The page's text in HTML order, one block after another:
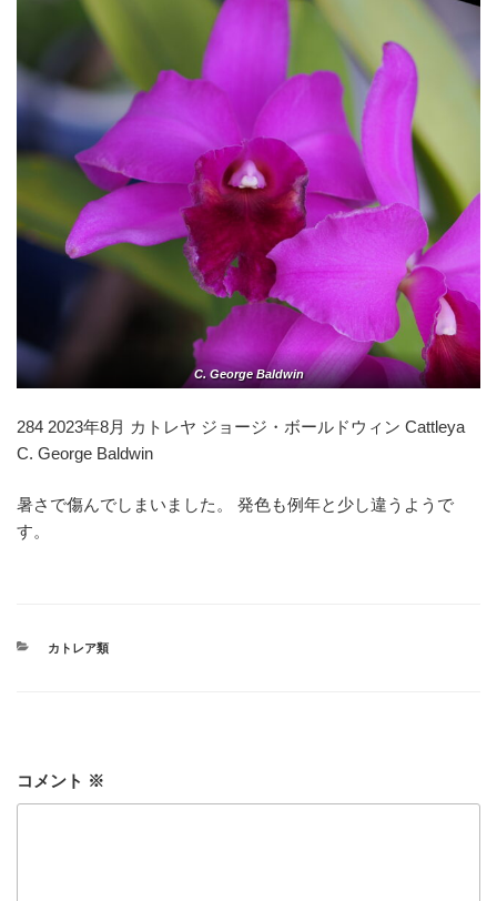
C. George Baldwin
284 2023年8月 カトレヤ ジョージ・ボールドウィン Cattleya
C. George Baldwin
暑さで傷んでしまいました。 発色も例年と少し違うようで
す。
カ
カトレア類
コメント ※